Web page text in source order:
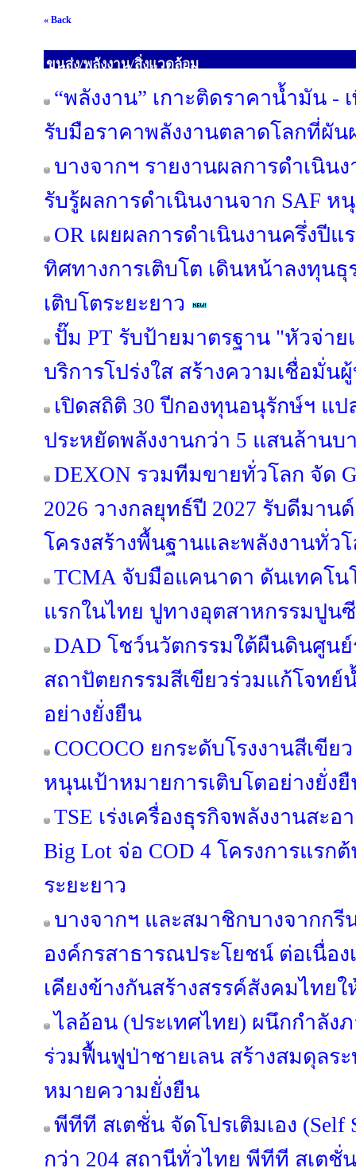
« Back
ขนส่ง/พลังงาน/สิ่งแวดล้อม
“พลังงาน” เกาะติดราคาน้ำมัน -
รับมือราคาพลังงานตลาดโลกที่ผัน
บางจากฯ รายงานผลการดำเนิน
รับรู้ผลการดำเนินงานจาก SAF ห
OR เผยผลการดำเนินงานครึ่งปีแ
ทิศทางการเติบโต เดินหน้าลงทุนธุ
เติบโตระยะยาว
ปั๊ม PT รับป้ายมาตรฐาน "หัวจ่าย
บริการโปร่งใส สร้างความเชื่อมั่น
เปิดสถิติ 30 ปีกองทุนอนุรักษ์ฯ แ
ประหยัดพลังงานกว่า 5 แสนล้านบ
DEXON รวมทีมขายทั่วโลก จัด
2026 วางกลยุทธ์ปี 2027 รับดีมาน
โครงสร้างพื้นฐานและพลังงานทั่ว
TCMA จับมือแคนาดา ดันเทคโน
แรกในไทย ปูทางอุตสาหกรรมปูนซี
DAD โชว์นวัตกรรมใต้ผืนดินศูน
สถาปัตยกรรมสีเขียวร่วมแก้โจท
อย่างยั่งยืน
COCOCO ยกระดับโรงงานสีเขี
หนุนเป้าหมายการเติบโตอย่างยั่ง
TSE เร่งเครื่องธุรกิจพลังงานสะ
Big Lot จ่อ COD 4 โครงการแรก
ระยะยาว
บางจากฯ และสมาชิกบางจากก
องค์กรสาธารณประโยชน์ ต่อเนื่อ
เคียงข้างกันสร้างสรรค์สังคมไทย
ไลอ้อน (ประเทศไทย) ผนึกกำลัง
ร่วมฟื้นฟูป่าชายเลน สร้างสมดุลระ
หมายความยั่งยืน
พีทีที สเตชั่น จัดโปรเติมเอง (Self
กว่า 204 สถานีทั่วไทย พีทีที สเตชั่